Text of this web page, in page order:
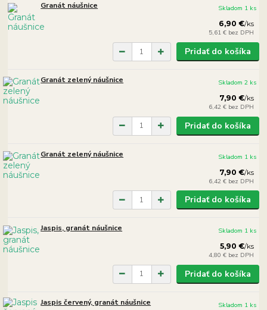
Granát náušnice
6,90 €/ks
5,61 € bez DPH
Skladom 1 ks
Pridať do košíka
Granát zelený náušnice
7,90 €/ks
6,42 € bez DPH
Skladom 2 ks
Pridať do košíka
Granát zelený náušnice
7,90 €/ks
6,42 € bez DPH
Skladom 1 ks
Pridať do košíka
Jaspis, granát náušnice
5,90 €/ks
4,80 € bez DPH
Skladom 1 ks
Pridať do košíka
Jaspis červený, granát náušnice Skladom 1 ks